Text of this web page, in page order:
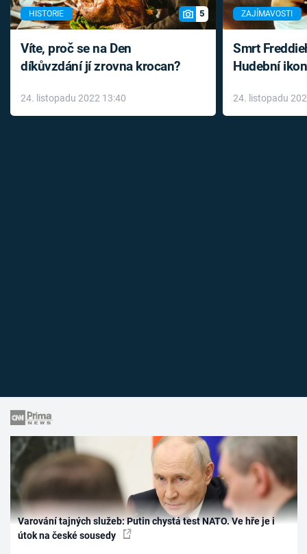
HISTORIE 5
Víte, proč se na Den
díkůvzdání jí zrovna krocan?
24. listopadu 2022 13:40
ZAJÍMAVOSTI
Smrt
Hudební
léky
24. listopadu
Varování tajných služeb: Putin chystá test NATO. Ve hře je i
útok na české sousedy